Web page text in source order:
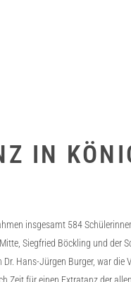
IN
insgesamt 584
Siegfried Böckling und der
Hans-Jürgen Burger, war